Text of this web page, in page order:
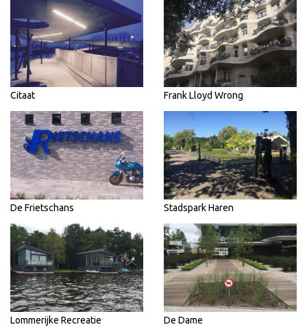
Citaat Frank Lloyd Wrong
De Frietschans Stadspark Haren
Lommerijke Recreatie De Dame